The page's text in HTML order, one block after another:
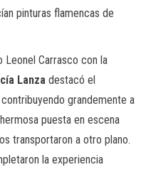
pinturas flamencas de
Leonel Carrasco con la
Lanza destacó el
grandemente a
puesta en escena
transportaron a otro plano.
la experiencia